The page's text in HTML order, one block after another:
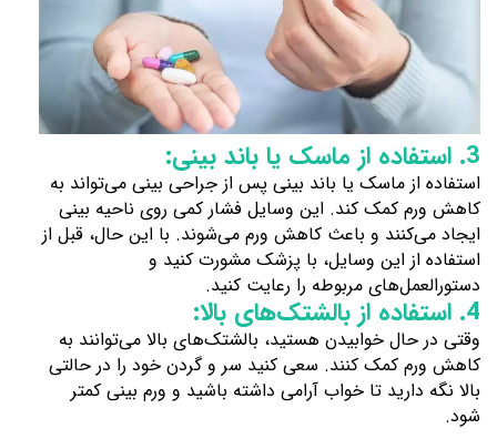
3. استفاده از ماسک یا باند بینی:
استفاده از ماسک یا باند بینی پس از جراحی بینی می‌تواند به
کاهش ورم کمک کند. این وسایل فشار کمی روی ناحیه بینی
ایجاد می‌کنند و باعث کاهش ورم می‌شوند. با این حال، قبل از
استفاده از این وسایل، با پزشک مشورت کنید و
دستورالعمل‌های مربوطه را رعایت کنید.
4. استفاده از بالشتک‌های بالا:
وقتی در حال خوابیدن هستید، بالشتک‌های بالا می‌توانند به
کاهش ورم کمک کنند. سعی کنید سر و گردن خود را در حالتی
بالا نگه دارید تا خواب آرامی داشته باشید و ورم بینی کمتر
شود.